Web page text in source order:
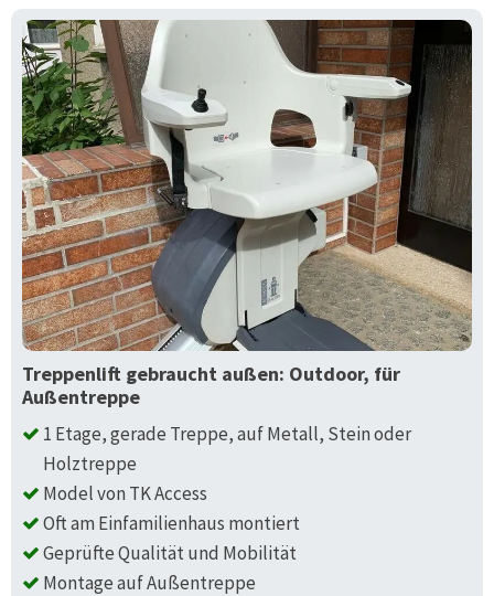
Treppenlift gebraucht außen: Outdoor, für
Außentreppe
1 Etage, gerade Treppe, auf Metall, Stein oder
Holztreppe
Model von TK Access
Oft am Einfamilienhaus montiert
Geprüfte Qualität und Mobilität
Montage auf Außentreppe